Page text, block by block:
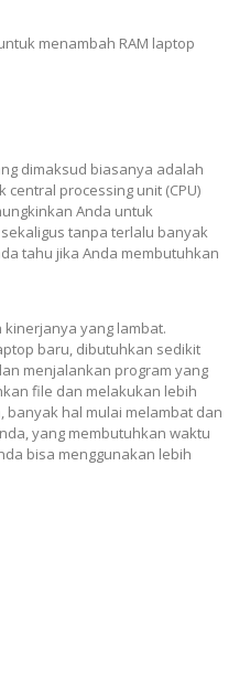
menambah RAM laptop
dimaksud biasanya adalah
central processing unit (CPU)
Anda untuk
tanpa terlalu banyak
tahu jika Anda membutuhkan
kinerjanya yang lambat.
baru, dibutuhkan sedikit
menjalankan program yang
file dan melakukan lebih
hal mulai melambat dan
yang membutuhkan waktu
bisa menggunakan lebih